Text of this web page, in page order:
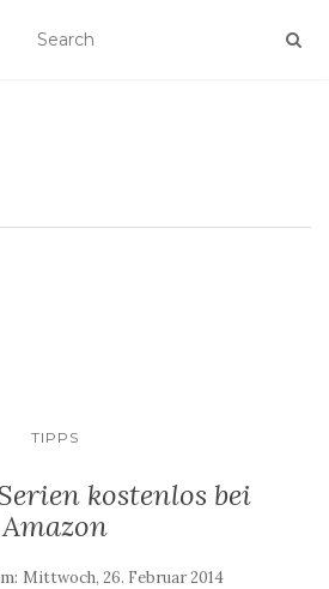
TIPPS
kostenlos bei
Amazon
Mittwoch, 26. Februar 2014